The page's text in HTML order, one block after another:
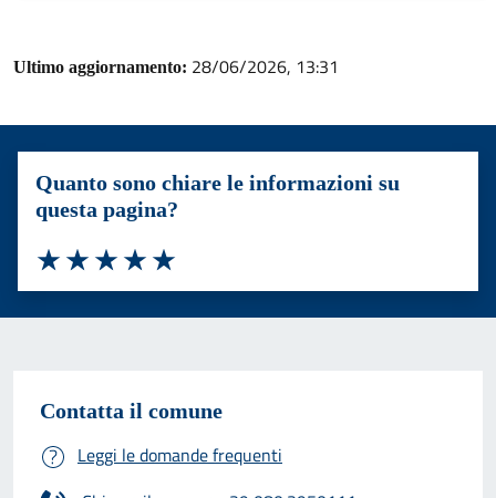
Ultimo aggiornamento: 28/06/2026, 13:31
Quanto sono chiare le informazioni su
questa pagina?
Valuta 5 stelle su 5
Valuta 4 stelle su 5
Valuta 3 stelle su 5
Valuta 2 stelle su 5
Valuta 1 stelle su 5
Contatta il comune
Leggi le domande frequenti